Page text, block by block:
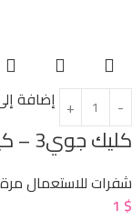
إضافة
كليك جوي3 – كيس شفرة واحدة
شفرات للاستعمال
1 $